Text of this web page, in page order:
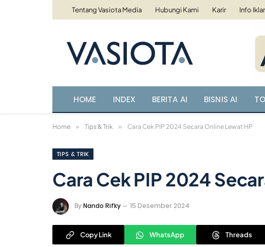
Tentang Vasiota Media Hubungi Kami Karir Info
HOME INDEX BERITA AI BISNIS AI
Home » Tips & Trik » Cara Cek PIP 2024 Secara Online Lewat HP
TIPS & TRIK
Cara Cek PIP 2024
ByNando Rifky 15 Desember 2024
Copy Link WhatsApp Threads